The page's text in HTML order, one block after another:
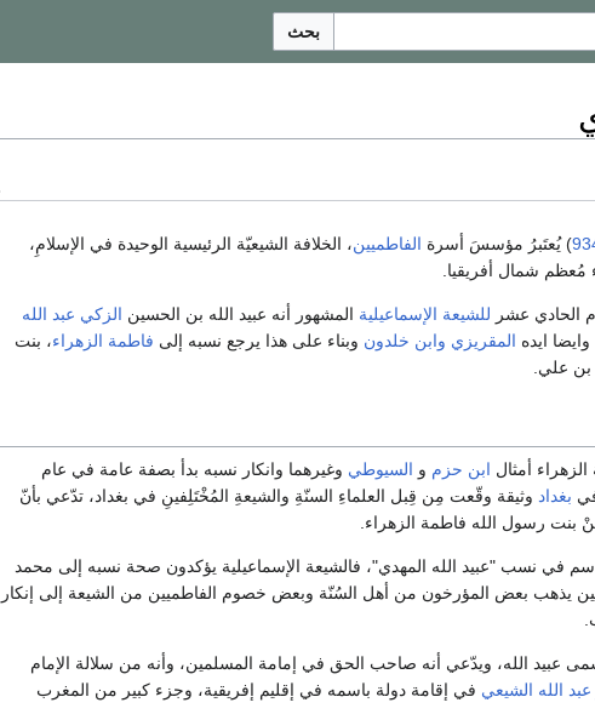
بحث
) يُعتَبرُ مؤسسَ أسرة الفاطميين، الخلافة الشيعيّة الرئيسية الوحيدة في الإسلامِ،
شمال أفريقيا.
الحادي عشر للشيعة الإسماعيلية المشهور أنه عبيد الله بن الحسين الزكي عبد الله
ايده المقريزي وابن خلدون وبناء على هذا يرجع نسبه إلى فاطمة الزهراء، بنت
علي.
أمثال ابن حزم و السيوطي وغيرهما وانكار نسبه بدأ بصفة عامة في عام
بغداد وثيقة وقّعت مِن قِبل العلماءِ السنّةِ والشيعةِ المُخْتَلِفينِ في بغداد، تدّعي بأنّ
بنت رسول الله فاطمة الزهراء.
في نسب "عبيد الله المهدي"، فالشيعة الإسماعيلية يؤكدون صحة نسبه إلى محمد
يذهب بعض المؤرخون من أهل السُنّة وبعض خصوم الفاطميين من الشيعة إلى إنكار
عبيد الله، ويدّعي أنه صاحب الحق في إمامة المسلمين، وأنه من سلالة الإمام
عبد الله الشيعي في إقامة دولة باسمه في إقليم إفريقية، وجزء كبير من المغرب